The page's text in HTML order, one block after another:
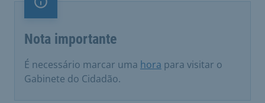
Nota importante
Nota importante
É necessário marcar uma hora para visitar o
Gabinete do Cidadão.